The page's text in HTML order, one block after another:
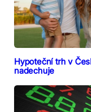
Hypoteční trh v
nadechuje